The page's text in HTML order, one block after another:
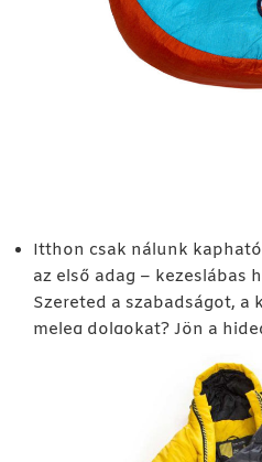
Itthon csak nálunk
az első adag – kezeslábas
Szereted a szabadságot, a
meleg dolgokat? Jön a